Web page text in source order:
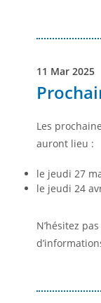
11 Mar 2025
Les
auront lieu :
le jeudi 27
le jeudi 24
N’hésitez